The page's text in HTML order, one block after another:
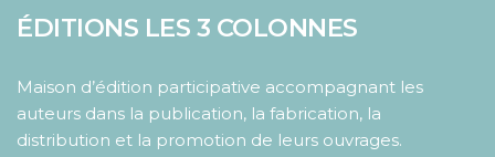
ÉDITIONS LES 3 COLONNES
Maison d’édition participative accompagnant les
auteurs dans la publication, la fabrication, la
distribution et la promotion de leurs ouvrages.